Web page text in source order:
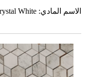
الاسم المادي: Thassos Crystal White